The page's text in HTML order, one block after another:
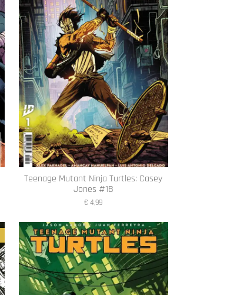
Teenage Mutant Ninja Turtles: Casey
Jones #1B
€ 4,99